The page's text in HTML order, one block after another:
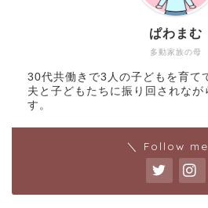
多動家族の母
ぱわまむ
30代共働きで3人の子どもを育て
夫と子どもたちに振り回されなが
す。
＼ Follow